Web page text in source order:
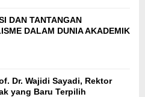
DAN TANTANGAN
DALAM DUNIA AKADEMIK
Dr. Wajidi Sayadi, Rektor
yang Baru Terpilih